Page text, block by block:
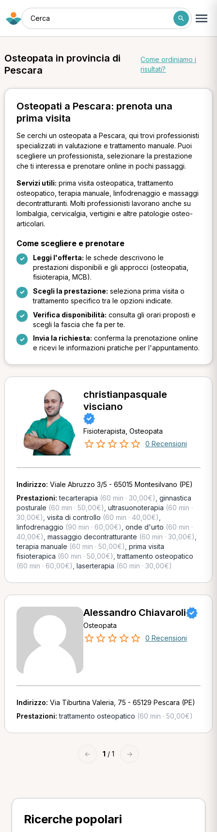
Cerca
Osteopata in provincia di
Pescara
Come ordiniamo i
risultati?
Osteopati a Pescara: prenota una
prima visita
Se cerchi un osteopata a Pescara, qui trovi professionisti
specializzati in valutazione e trattamento manuale. Puoi
scegliere un professionista, selezionare la prestazione
che ti interessa e prenotare online in pochi passaggi.
Servizi utili: prima visita osteopatica, trattamento
osteopatico, terapia manuale, linfodrenaggio e massaggi
decontratturanti. Molti professionisti lavorano anche su
lombalgia, cervicalgia, vertigini e altre patologie osteo-
articolari.
Come scegliere e prenotare
Leggi l'offerta: le schede descrivono le
prestazioni disponibili e gli approcci (osteopatia,
fisioterapia, MCB).
Scegli la prestazione: seleziona prima visita o
trattamento specifico tra le opzioni indicate.
Verifica disponibilità: consulta gli orari proposti e
scegli la fascia che fa per te.
Invia la richiesta: conferma la prenotazione online
e ricevi le informazioni pratiche per l'appuntamento.
christianpasquale
visciano
Fisioterapista, Osteopata
0 Recensioni
Indirizzo: Viale Abruzzo 3/5 - 65015 Montesilvano (PE)
Prestazioni:tecarterapia (60 min · 30,00€) ginnastica
posturale (60 min · 50,00€) ultrasuonoterapia (60 min ·
30,00€) visita di controllo (60 min · 40,00€)
linfodrenaggio (90 min · 60,00€) onde d'urto (60 min ·
40,00€) massaggio decontratturante (60 min · 30,00€)
terapia manuale (60 min · 50,00€) prima visita
fisioterapica (60 min · 50,00€) ,trattamento osteopatico
(60 min · 60,00€) laserterapia (60 min · 30,00€)
Alessandro Chiavaroli
Osteopata
0 Recensioni
Indirizzo: Via Tiburtina Valeria, 75 - 65129 Pescara (PE)
Prestazioni:trattamento osteopatico (60 min · 50,00€)
← 1 / 1 →
Ricerche popolari